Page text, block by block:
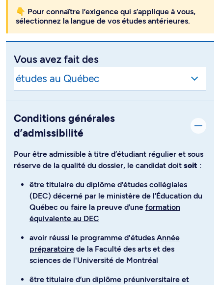
👇 Pour connaître l’exigence qui s’applique à vous,
sélectionnez la langue de vos études antérieures.
Vous avez fait des
Conditions générales
d’admissibilité
Pour être admissible à titre d’étudiant régulier et sous
réserve de la qualité du dossier, le candidat doit soit :
être titulaire du diplôme d’études collégiales
(DEC) décerné par le ministère de l’Éducation du
Québec ou faire la preuve d’une formation
équivalente au DEC
avoir réussi le programme d'études Année
préparatoire de la Faculté des arts et des
sciences de l'Université de Montréal
être titulaire d’un diplôme préuniversitaire et